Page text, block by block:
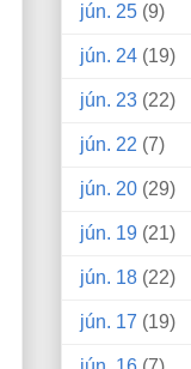
jún. 25 (9)
jún. 24 (19)
jún. 23 (22)
jún. 22 (7)
jún. 20 (29)
jún. 19 (21)
jún. 18 (22)
jún. 17 (19)